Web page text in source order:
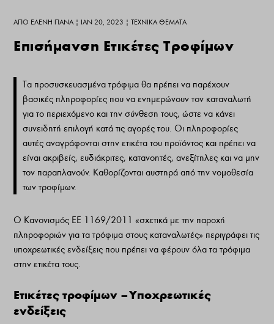
ΑΠΌ ΕΛΈΝΗ ΠΑΝΆ| ΙΑΝ 20, 2023 |ΤΕΧΝΙΚΆ ΘΈΜΑΤΑ
Επισήμανση Ετικέτες Τροφίμων
Τα προσυσκευασμένα τρόφιμα θα πρέπει να παρέχουν
βασικές πληροφορίες που να ενημερώνουν τον καταναλωτή
για το περιεχόμενο και την σύνθεση τους, ώστε να κάνει
συνειδητή επιλογή κατά τις αγορές του. Οι πληροφορίες
αυτές αναγράφονται στην ετικέτα του προϊόντος και πρέπει να
είναι ακριβείς, ευδιάκριτες, κατανοητές, ανεξίτηλες και να μην
τον παραπλανούν. Καθορίζονται αυστηρά από την νομοθεσία
των τροφίμων.
Ο Κανονισμός ΕΕ 1169/2011 «σχετικά με την παροχή
πληροφοριών για τα τρόφιμα στους καταναλωτές» περιγράφει τις
υποχρεωτικές ενδείξεις που πρέπει να φέρουν όλα τα τρόφιμα
στην ετικέτα τους.
Ετικέτες τροφίμων – Υποχρεωτικές
ενδείξεις